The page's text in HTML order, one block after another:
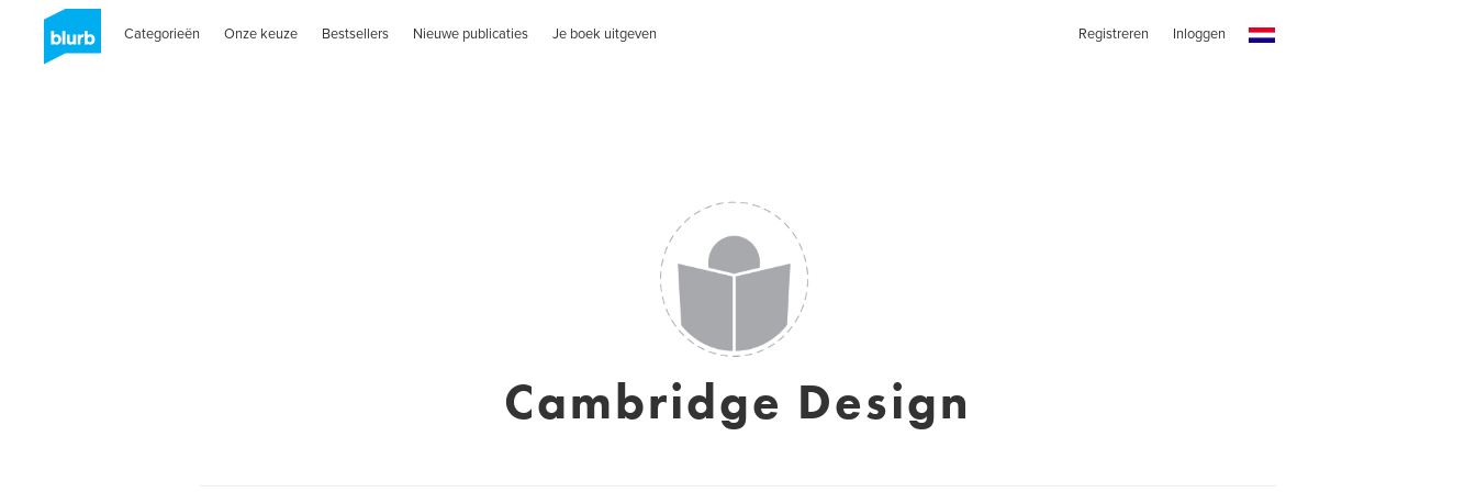
Categorieën Onze keuze Bestsellers Nieuwe publicaties Je boek uitgeven Registreren Inloggen
Cambridge Design